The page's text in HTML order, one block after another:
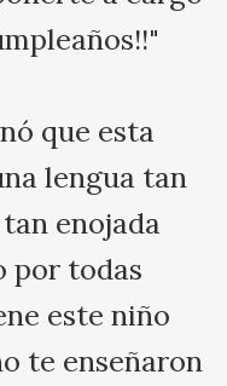
que esta
lengua tan
enojada
por todas
este niño
te enseñaron